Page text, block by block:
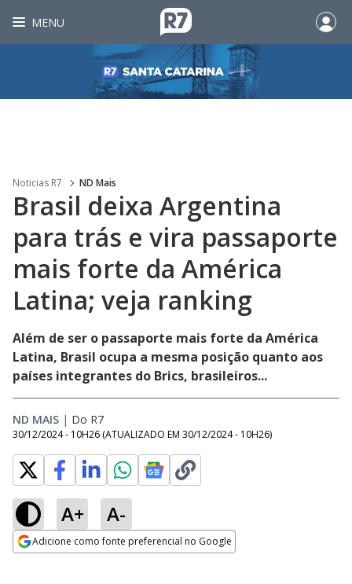
MENU
Noticias R7 ND Mais
Brasil deixa Argentina
para trás e vira passaporte
mais forte da América
Latina; veja ranking
Além de ser o passaporte mais forte da América
Latina, Brasil ocupa a mesma posição quanto aos
países integrantes do Brics, brasileiros...
ND MAIS | Do R7
30/12/2024 - 10H26 (ATUALIZADO EM 30/12/2024 - 10H26)
A+ A-
Adicione como fonte preferencial no Google